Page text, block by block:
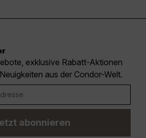
exklusive Rabatt-Aktionen
aus der Condor-Welt.
abonnieren